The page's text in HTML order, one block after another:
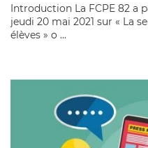
Introduction La FCPE 82 a
jeudi 20 mai 2021 sur « La
élèves » o ...